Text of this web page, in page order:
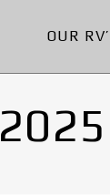
OUR
2025